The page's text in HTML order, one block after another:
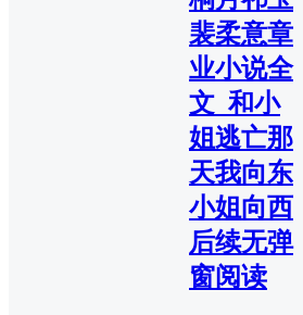
裴柔意章
业小说全
文_和小
姐逃亡那
天我向东
小姐向西
后续无弹
窗阅读